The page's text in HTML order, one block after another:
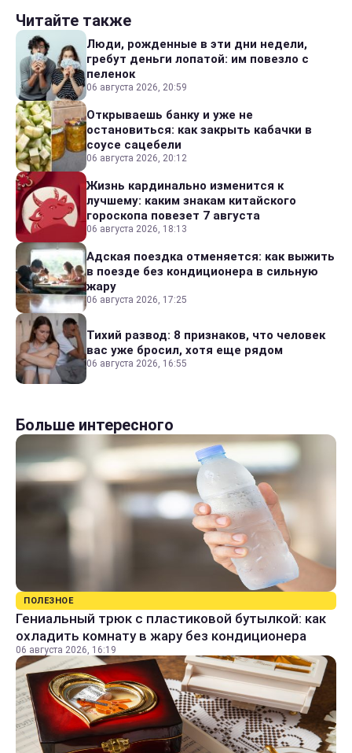
Читайте также
Люди, рожденные в эти дни недели,
гребут деньги лопатой: им повезло с
пеленок
06 августа 2026, 20:59
Открываешь банку и уже не
остановиться: как закрыть кабачки в
соусе сацебели
06 августа 2026, 20:12
Жизнь кардинально изменится к
лучшему: каким знакам китайского
гороскопа повезет 7 августа
06 августа 2026, 18:13
Адская поездка отменяется: как выжить
в поезде без кондиционера в сильную
жару
06 августа 2026, 17:25
Тихий развод: 8 признаков, что человек
вас уже бросил, хотя еще рядом
06 августа 2026, 16:55
Больше интересного
ПОЛЕЗНОЕ
Гениальный трюк с пластиковой бутылкой: как
охладить комнату в жару без кондиционера
06 августа 2026, 16:19